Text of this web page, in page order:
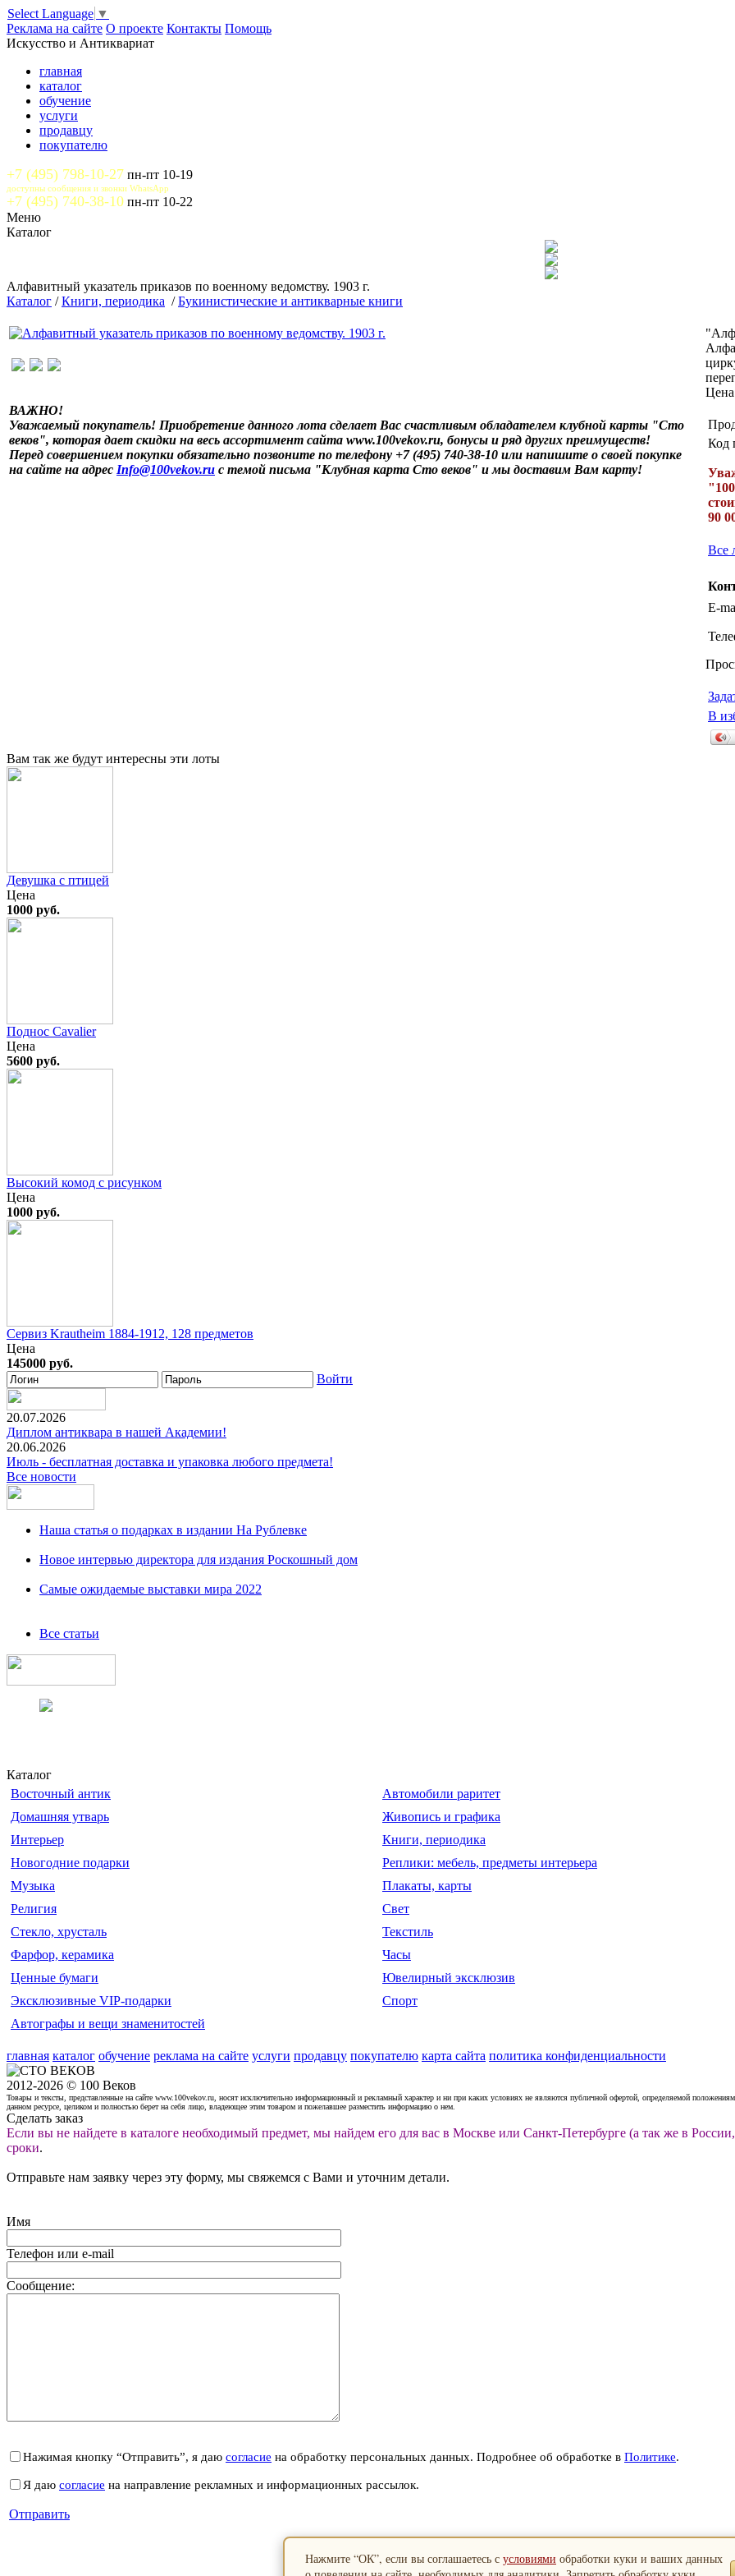
Select Language ▼
Реклама на сайте О проекте Контакты Помощь
Искусство и Антиквариат
главная
каталог
обучение
услуги
продавцу
покупателю
+7 (495) 798-10-27 пн-пт 10-19
доступны сообщения и звонки WhatsApp
+7 (495) 740-38-10 пн-пт 10-22
Меню
Каталог
Алфавитный указатель приказов по военному ведомству. 1903 г.
Каталог /Книги, периодика /Букинистические и антикварные книги
ВАЖНО!
Уважаемый покупатель! Приобретение данного лота сделает Вас счастливым обладателем клубной карты "Сто
веков", которая дает скидки на весь ассортимент сайта www.100vekov.ru, бонусы и ряд других преимуществ!
Перед совершением покупки обязательно позвоните по телефону +7 (495) 740-38-10 или напишите о своей покупке
на сайте на адрес Info@100vekov.ru с темой письма "Клубная карта Сто веков" и мы доставим Вам карту!
Код
90
Все
E-
В
Вам так же будут интересны эти лоты
Девушка с птицей
Цена
1000 руб.
Поднос Cavalier
Цена
5600 руб.
Высокий комод с рисунком
Цена
1000 руб.
Сервиз Krautheim 1884-1912, 128 предметов
Цена
145000 руб.
Войти
20.07.2026
Диплом антиквара в нашей Академии!
20.06.2026
Июль - бесплатная доставка и упаковка любого предмета!
Все новости
Наша статья о подарках в издании На Рублевке
Новое интервью директора для издания Роскошный дом
Самые ожидаемые выставки мира 2022
Все статьи
Каталог
Восточный антик
Автомобили раритет
Домашняя утварь
Живопись и графика
Интерьер
Книги, периодика
Новогодние подарки
Реплики: мебель, предметы интерьера
Музыка
Плакаты, карты
Религия
Свет
Стекло, хрусталь
Текстиль
Фарфор, керамика
Часы
Ценные бумаги
Ювелирный эксклюзив
Эксклюзивные VIP-подарки
Спорт
Автографы и вещи знаменитостей
главная каталог обучение реклама на сайте услуги продавцу покупателю карта сайта политика конфиденциальности
2012-2026 © 100 Веков
Товары и тексты, представленные на сайте www.100vekov.ru, носят исключительно информационный и рекламный характер и ни при каких условиях не являются публичной офертой, определяемой
данном ресурсе, целиком и полностью берет на себя лицо, владеющее этим товаром и пожелавшее разместить информацию о нем.
Сделать заказ
Если вы не найдете в каталоге необходимый предмет, мы найдем его для вас в Москве или Санкт-Петербурге (а так же в
сроки.
Отправьте нам заявку через эту форму, мы свяжемся с Вами и уточним детали.
Имя
Телефон или e-mail
Сообщение:
Нажимая кнопку “Отправить”, я даю согласие на обработку персональных данных. Подробнее об обработке в Политике.
Я даю согласие на направление рекламных и информационных рассылок.
Отправить
Нажмите “ОК”, если вы соглашаетесь с условиями обработки куки и ваших данных